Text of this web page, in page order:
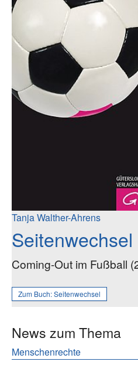
Tanja Walther-Ahrens
Seitenwechsel
Coming-Out im Fußball
Zum Buch:Seitenwechsel
News zum Thema
Menschenrechte